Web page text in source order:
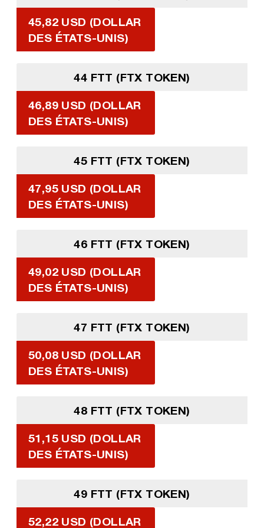
45,82 USD (DOLLAR
DES ÉTATS-UNIS)
44 FTT (FTX TOKEN)
46,89 USD (DOLLAR
DES ÉTATS-UNIS)
45 FTT (FTX TOKEN)
47,95 USD (DOLLAR
DES ÉTATS-UNIS)
46 FTT (FTX TOKEN)
49,02 USD (DOLLAR
DES ÉTATS-UNIS)
47 FTT (FTX TOKEN)
50,08 USD (DOLLAR
DES ÉTATS-UNIS)
48 FTT (FTX TOKEN)
51,15 USD (DOLLAR
DES ÉTATS-UNIS)
49 FTT (FTX TOKEN)
52,22 USD (DOLLAR